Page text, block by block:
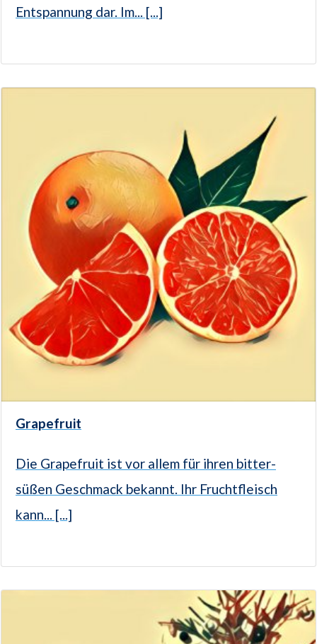
Entspannung dar. Im... [...]
Grapefruit
Die Grapefruit ist vor allem für ihren bitter-
süßen Geschmack bekannt. Ihr Fruchtfleisch
kann... [...]